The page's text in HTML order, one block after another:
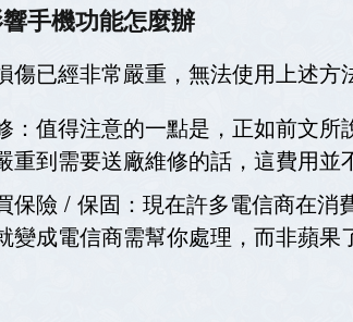
手機功能怎麼辦
傷已經非常嚴重，無法使用上述方
：值得注意的一點是，正如前文
重到需要送廠維修的話，這費用並
保險 / 保固：現在許多電信商在消
變成電信商需幫你處理，而非蘋